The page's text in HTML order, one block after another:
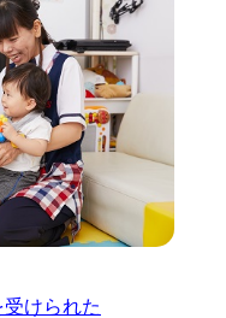
けられた